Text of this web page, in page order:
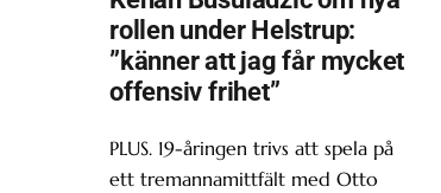
rollen under Helstrup:
”känner att jag får mycket
offensiv frihet”
PLUS. 19-åringen trivs att spela på
ett tremannamittfält med Otto